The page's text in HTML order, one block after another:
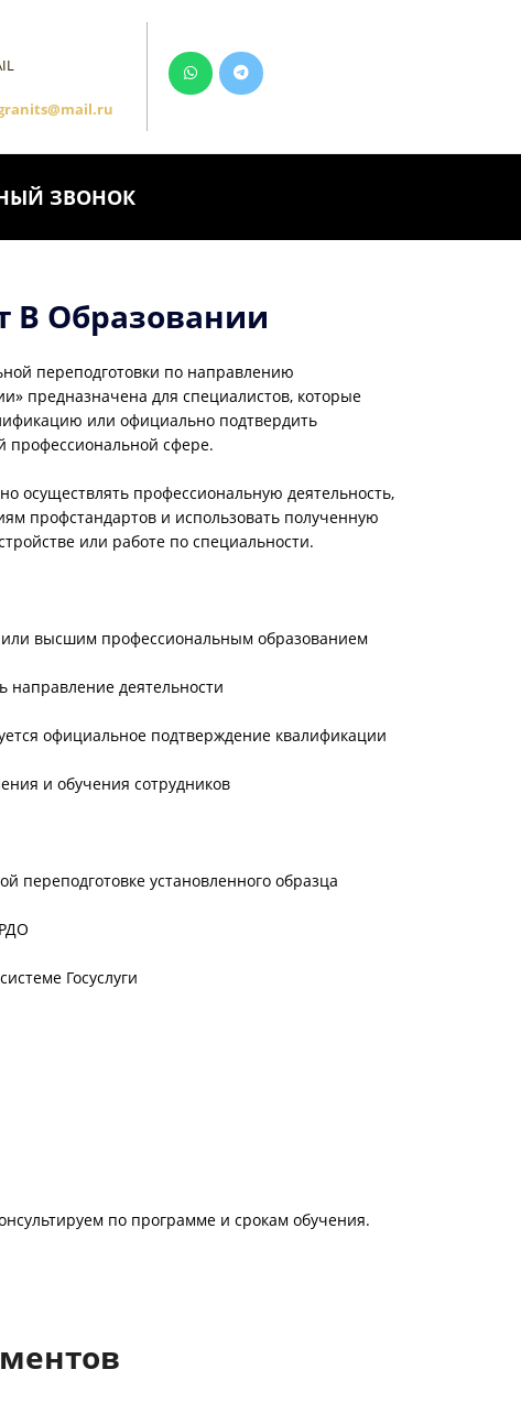
ЗВОНОК
Образовании
переподготовки по направлению
предназначена для специалистов, которые
или официально подтвердить
сфере.
осуществлять профессиональную деятельность,
профстандартов и использовать полученную
или работе по специальности.
высшим профессиональным образованием
направление деятельности
официальное подтверждение квалификации
и обучения сотрудников
переподготовке установленного образца
Госуслуги
по программе и срокам обучения.